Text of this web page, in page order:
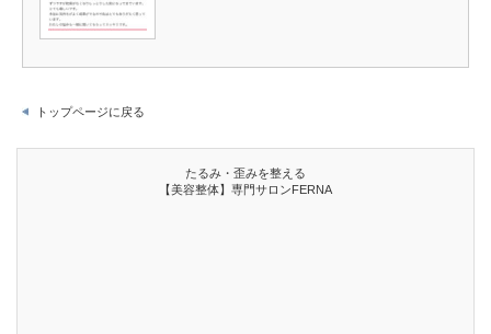
トップページに戻る
たるみ・歪みを整える
【美容整体】専門サロンFERNA